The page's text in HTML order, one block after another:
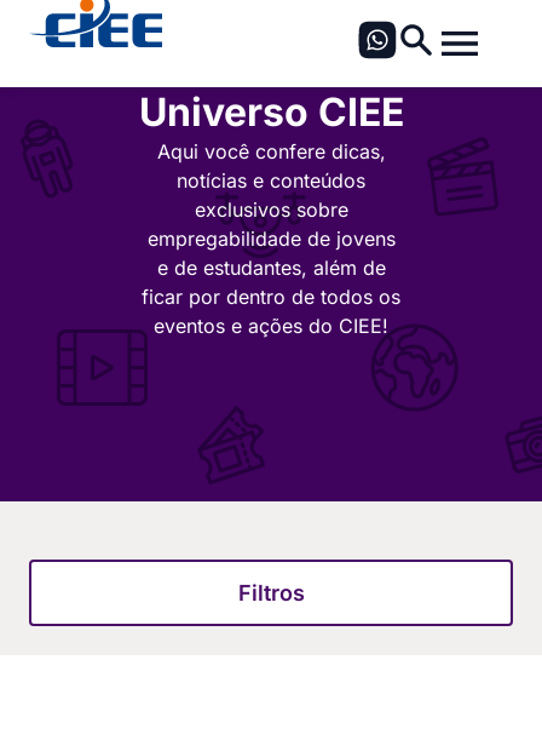
Universo CIEE
Aqui você confere dicas,
notícias e conteúdos
exclusivos sobre
empregabilidade de jovens
e de estudantes, além de
ficar por dentro de todos os
eventos e ações do CIEE!
Filtros